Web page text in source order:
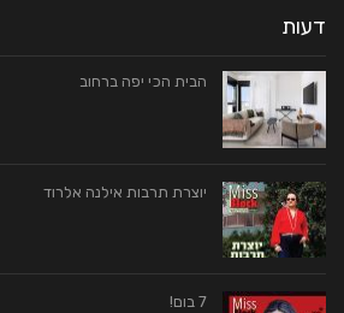
דעות
הבית הכי יפה ברחוב
יוצרת תרבות אילנה אלרוד
7 בום!